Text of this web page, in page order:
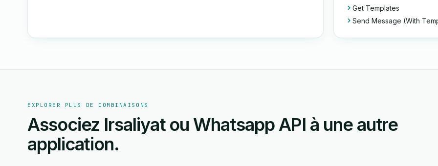
Get Templates
Send Message (With
EXPLORER PLUS DE COMBINAISONS
Associez Irsaliyat ou Whatsapp API à une autre
application.